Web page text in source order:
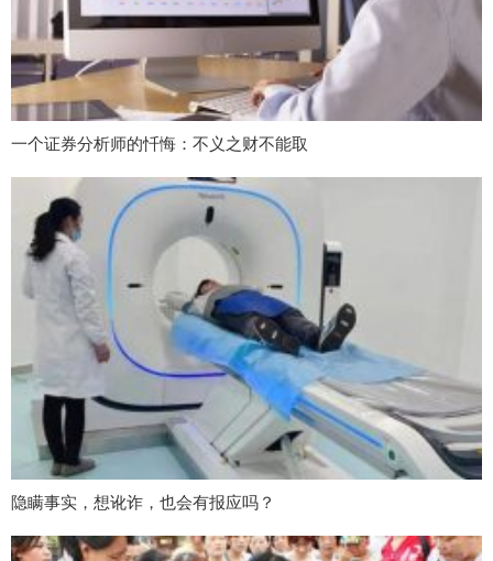
一个证券分析师的忏悔：不义之财不能取
隐瞒事实，想讹诈，也会有报应吗？